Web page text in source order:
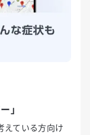
」
えている方向け